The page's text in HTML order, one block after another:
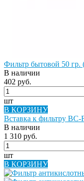
Фильтр бытовой 50 гр.
В наличии
402 руб.
шт
В КОРЗИНУ
Вставка к фильтру BC-
В наличии
1 310 руб.
шт
В КОРЗИНУ